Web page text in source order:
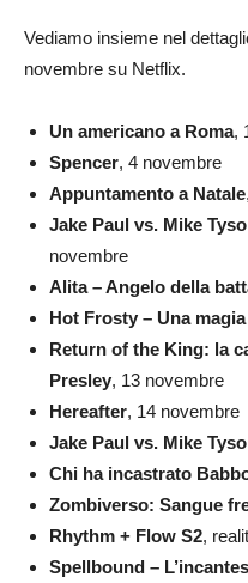
Vediamo insieme nel
novembre su Netflix.
Un americano a Roma,
Spencer, 4 novembre
Appuntamento a Natale
Jake Paul vs. Mike
novembre
Alita – Angelo della
Hot Frosty – Una
Return of the King: la
Presley, 13 novembre
Hereafter, 14 novembre
Jake Paul vs. Mike
Chi ha incastrato
Zombiverso: Sangue
Rhythm + Flow S2,
Spellbound –